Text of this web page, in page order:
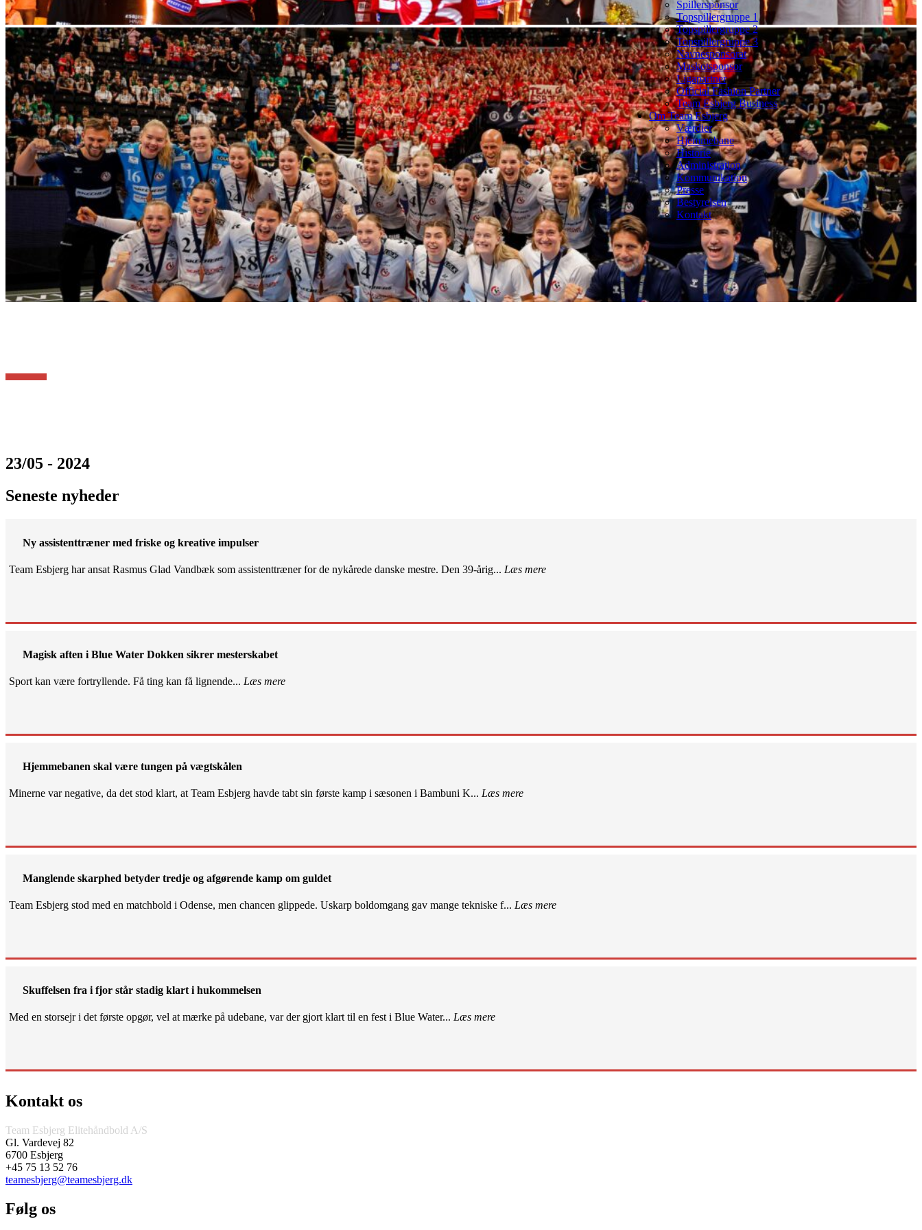
Spillersponsor
Topspillergruppe 1
Topspillergruppe 2
Topspillergruppe 3
Navnesponsorat
Maskotsponsor
Ligapartner
Official Fashion Partner
Team Esbjerg Business
Om Team Esbjerg
Værdier
Hjemmebane
Historie
Administration
Kommunikation
Presse
Bestyrelsen
Kontakt
23/05 - 2024
Seneste nyheder
Ny assistenttræner med friske og kreative impulser
Team Esbjerg har ansat Rasmus Glad Vandbæk som assistenttræner for de nykårede danske mestre. Den 39-årig... Læs mere
Magisk aften i Blue Water Dokken sikrer mesterskabet
Sport kan være fortryllende. Få ting kan få lignende... Læs mere
Hjemmebanen skal være tungen på vægtskålen
Minerne var negative, da det stod klart, at Team Esbjerg havde tabt sin første kamp i sæsonen i Bambuni K... Læs mere
Manglende skarphed betyder tredje og afgørende kamp om guldet
Team Esbjerg stod med en matchbold i Odense, men chancen glippede. Uskarp boldomgang gav mange tekniske f... Læs mere
Skuffelsen fra i fjor står stadig klart i hukommelsen
Med en storsejr i det første opgør, vel at mærke på udebane, var der gjort klart til en fest i Blue Water... Læs mere
Kontakt os
Team Esbjerg Elitehåndbold A/S
Gl. Vardevej 82
6700 Esbjerg
+45 75 13 52 76
teamesbjerg@teamesbjerg.dk
Følg os